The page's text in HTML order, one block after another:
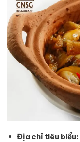
Địa chỉ tiêu biểu: